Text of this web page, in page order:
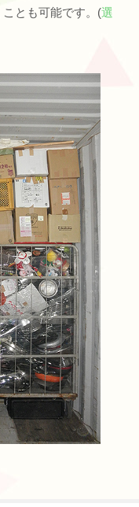
とも可能です。(選